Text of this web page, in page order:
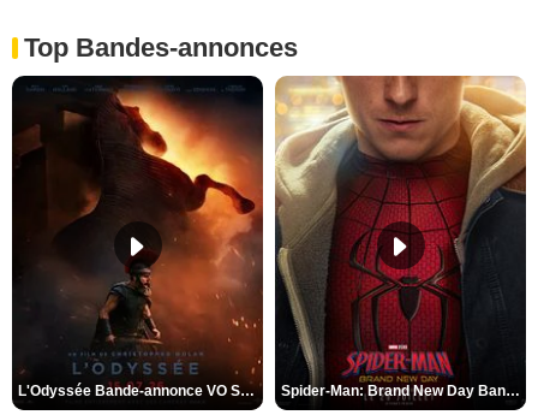
Top Bandes-annonces
L'Odyssée Bande-annonce VO STFR Spider-Man: Brand New Day Bande-annonce VO STFR